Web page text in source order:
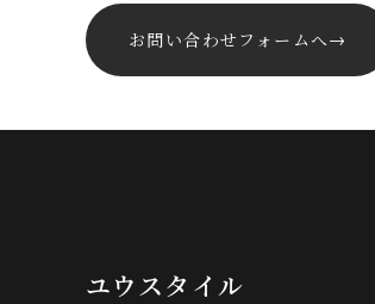
お問い合わせフォームへ→
ユウスタイル